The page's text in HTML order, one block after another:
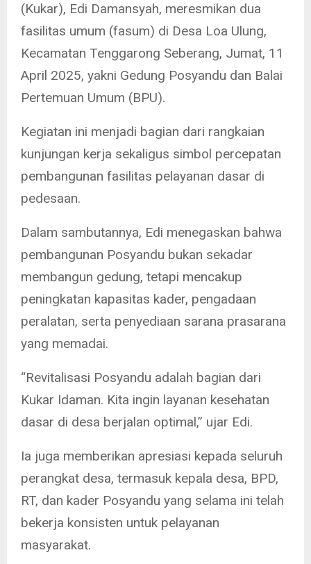
(Kukar), Edi Damansyah, meresmikan dua
fasilitas umum (fasum) di Desa Loa Ulung,
Kecamatan Tenggarong Seberang, Jumat, 11
April 2025, yakni Gedung Posyandu dan Balai
Pertemuan Umum (BPU).
Kegiatan ini menjadi bagian dari rangkaian
kunjungan kerja sekaligus simbol percepatan
pembangunan fasilitas pelayanan dasar di
pedesaan.
Dalam sambutannya, Edi menegaskan bahwa
pembangunan Posyandu bukan sekadar
membangun gedung, tetapi mencakup
peningkatan kapasitas kader, pengadaan
peralatan, serta penyediaan sarana prasarana
yang memadai.
“Revitalisasi Posyandu adalah bagian dari
Kukar Idaman. Kita ingin layanan kesehatan
dasar di desa berjalan optimal,” ujar Edi.
Ia juga memberikan apresiasi kepada seluruh
perangkat desa, termasuk kepala desa, BPD,
RT, dan kader Posyandu yang selama ini telah
bekerja konsisten untuk pelayanan
masyarakat.